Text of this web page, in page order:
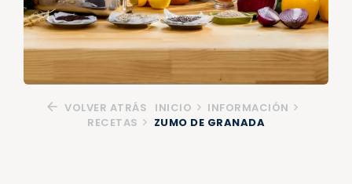
VOLVER ATRÁS INICIO
INFORMACIÓN
RECETAS
ZUMO DE GRANADA